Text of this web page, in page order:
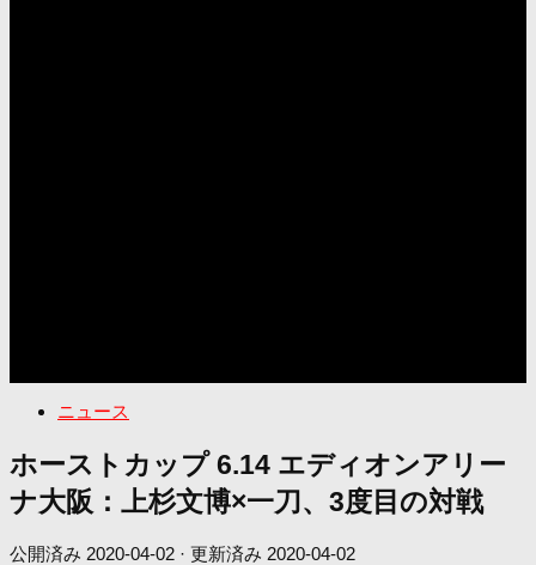
ニュース
ホーストカップ 6.14 エディオンアリー
ナ大阪：上杉文博×一刀、3度目の対戦
公開済み 2020-04-02 · 更新済み 2020-04-02